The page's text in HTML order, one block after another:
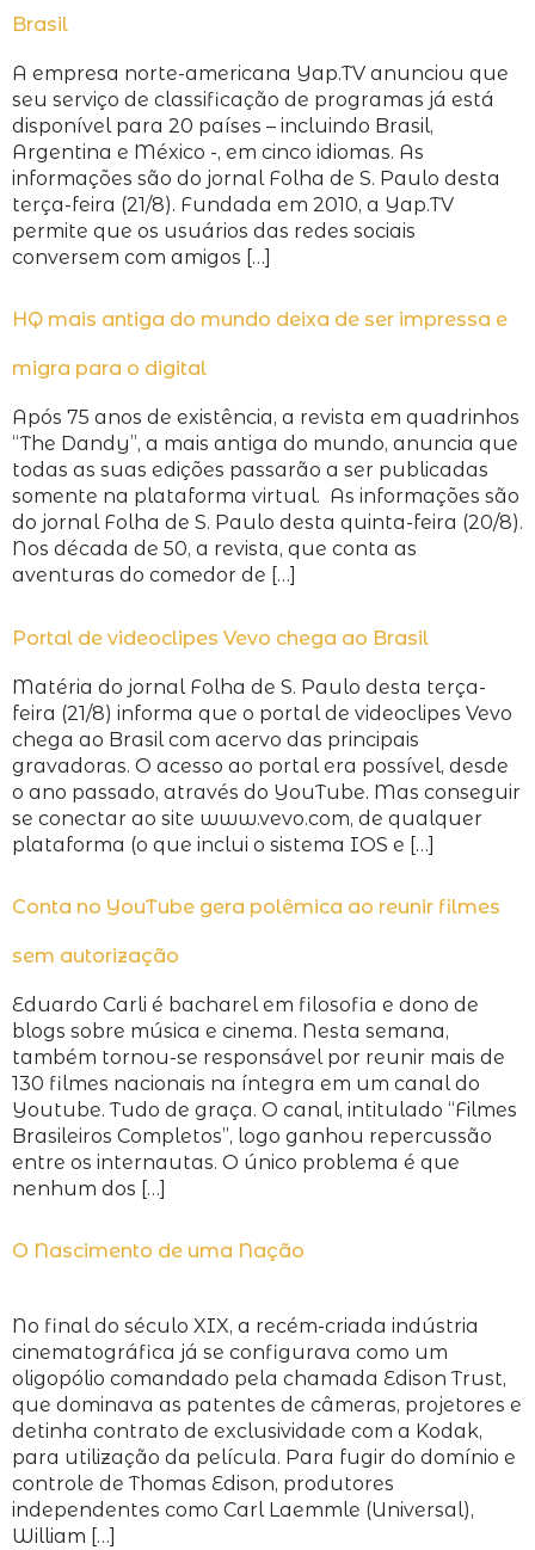
Brasil
A empresa norte-americana Yap.TV anunciou que
seu serviço de classificação de programas já está
disponível para 20 países – incluindo Brasil,
Argentina e México -, em cinco idiomas. As
informações são do jornal Folha de S. Paulo desta
terça-feira (21/8). Fundada em 2010, a Yap.TV
permite que os usuários das redes sociais
conversem com amigos […]
HQ mais antiga do mundo deixa de ser impressa e
migra para o digital
Após 75 anos de existência, a revista em quadrinhos
“The Dandy”, a mais antiga do mundo, anuncia que
todas as suas edições passarão a ser publicadas
somente na plataforma virtual. As informações são
do jornal Folha de S. Paulo desta quinta-feira (20/8).
Nos década de 50, a revista, que conta as
aventuras do comedor de […]
Portal de videoclipes Vevo chega ao Brasil
Matéria do jornal Folha de S. Paulo desta terça-
feira (21/8) informa que o portal de videoclipes Vevo
chega ao Brasil com acervo das principais
gravadoras. O acesso ao portal era possível, desde
o ano passado, através do YouTube. Mas conseguir
se conectar ao site www.vevo.com, de qualquer
plataforma (o que inclui o sistema IOS e […]
Conta no YouTube gera polêmica ao reunir filmes
sem autorização
Eduardo Carli é bacharel em filosofia e dono de
blogs sobre música e cinema. Nesta semana,
também tornou-se responsável por reunir mais de
130 filmes nacionais na íntegra em um canal do
Youtube. Tudo de graça. O canal, intitulado “Filmes
Brasileiros Completos”, logo ganhou repercussão
entre os internautas. O único problema é que
nenhum dos […]
O Nascimento de uma Nação
No final do século XIX, a recém-criada indústria
cinematográfica já se configurava como um
oligopólio comandado pela chamada Edison Trust,
que dominava as patentes de câmeras, projetores e
detinha contrato de exclusividade com a Kodak,
para utilização da película. Para fugir do domínio e
controle de Thomas Edison, produtores
independentes como Carl Laemmle (Universal),
William […]